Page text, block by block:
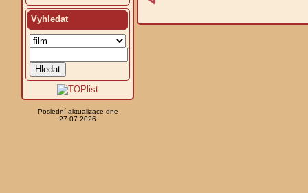
Vyhledat
Poslední aktualizace dne
27.07.2026